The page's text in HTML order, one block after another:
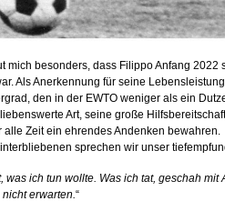
mich besonders, dass Filippo Anfang
Als Anerkennung für seine
den in der EWTO weniger als ein
Art, seine große
alle Zeit ein ehrendes Andenken bewahren.
sprechen wir unser
was ich tun wollte. Was ich tat, geschah
erwarten.“